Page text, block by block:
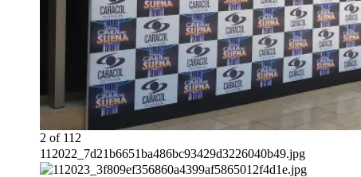
2 of 112
112022_7d21b6651ba486bc93429d3226040b49.jpg